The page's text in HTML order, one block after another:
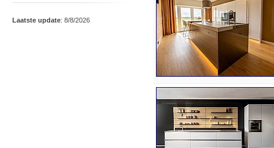
Laatste update: 8/8/2026